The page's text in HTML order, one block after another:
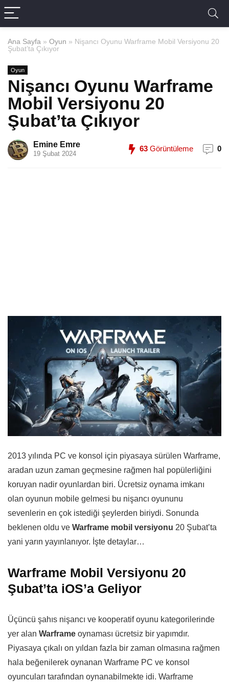
Ana Sayfa » Oyun » Nişancı Oyunu Warframe Mobil Versiyonu 20
Şubat’ta Çıkıyor
Oyun
Nişancı Oyunu Warframe
Mobil Versiyonu 20
Şubat’ta Çıkıyor
Emine Emre
19 Şubat 2024
63 Görüntüleme 0
2013 yılında PC ve konsol için piyasaya sürülen Warframe,
aradan uzun zaman geçmesine rağmen hal popülerliğini
koruyan nadir oyunlardan biri. Ücretsiz oynama imkanı
olan oyunun mobile gelmesi bu nişancı oyununu
sevenlerin en çok istediği şeylerden biriydi. Sonunda
beklenen oldu ve Warframe mobil versiyonu 20 Şubat’ta
yani yarın yayınlanıyor. İşte detaylar…
Warframe Mobil Versiyonu 20
Şubat’ta iOS’a Geliyor
Üçüncü şahıs nişancı ve kooperatif oyunu kategorilerinde
yer alan Warframe oynaması ücretsiz bir yapımdır.
Piyasaya çıkalı on yıldan fazla bir zaman olmasına rağmen
hala beğenilerek oynanan Warframe PC ve konsol
oyuncuları tarafından oynanabilmekte idi. Warframe